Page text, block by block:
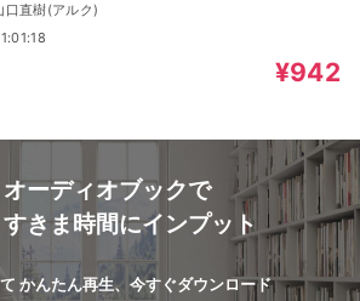
口直樹(アルク)
¥942
オーディオブックで
すきま時間にインプット
かんたん再生、今すぐダウンロード